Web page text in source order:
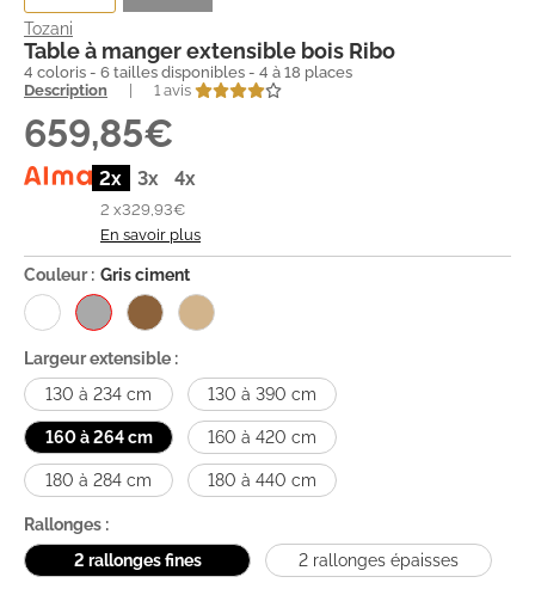
Tozani
Table à manger extensible bois Ribo
4 coloris - 6 tailles disponibles - 4 à 18 places
Description
1 avis
659,85€
2x 3x 4x
2 x329,93€
En savoir plus
Couleur : Gris ciment
Largeur extensible :
130 à 234 cm
130 à 390 cm
160 à 264 cm 160 à 420 cm
180 à 284 cm 180 à 440 cm
Rallonges :
2 rallonges fines
2 rallonges épaisses